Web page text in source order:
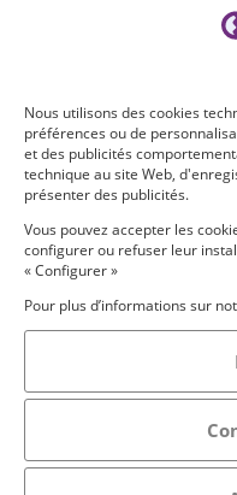
Nous utilisons des cookies
préférences ou de
et des publicités
technique au site Web,
présenter des publicités.
Vous pouvez accepter les
configurer ou refuser leur
« Configurer »
Pour plus d’informations sur